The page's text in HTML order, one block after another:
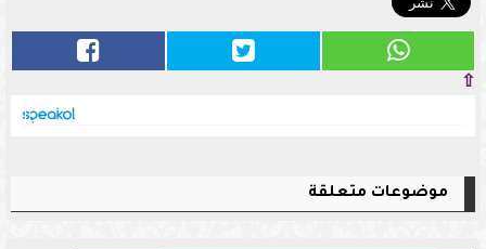
⇧
موضوعات متعلقة